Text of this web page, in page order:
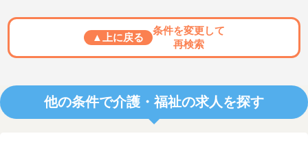
▲上に戻る
条件を変更して
再検索
他の条件で介護・福祉の求人を探す